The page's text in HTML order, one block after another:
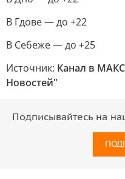
В Гдове — до +22
В Себеже — до +25
Источник: Канал в
Новостей"
Подписывайтесь на